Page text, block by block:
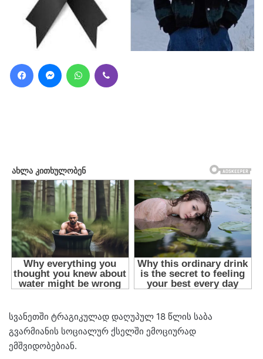
FacebookMessengerWhatsApp
სვანეთში ტრაგიკულად დაღუპულ 18 წლის საბა
გვარმიანის სოციალურ ქსელში ემოციურად
ემშვიდობებიან.